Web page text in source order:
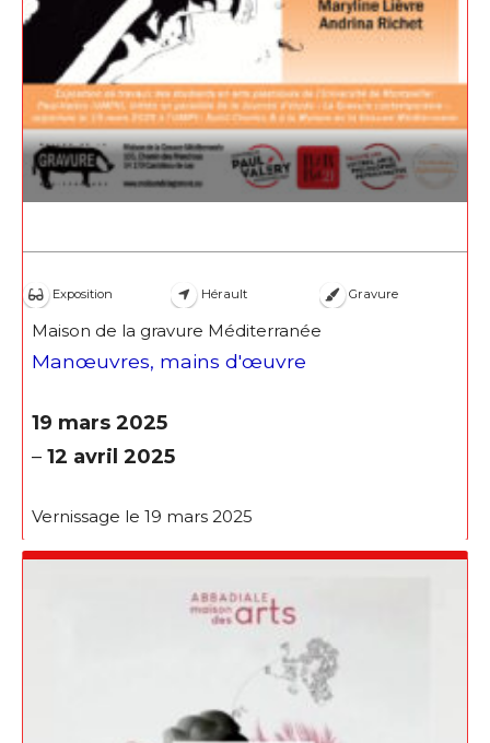
Exposition Hérault Gravure
Maison de la gravure Méditerranée
Manœuvres, mains d'œuvre
19 mars 2025
– 12 avril 2025
Vernissage le 19 mars 2025